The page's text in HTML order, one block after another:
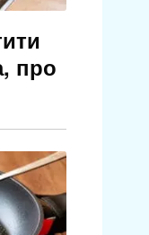
про